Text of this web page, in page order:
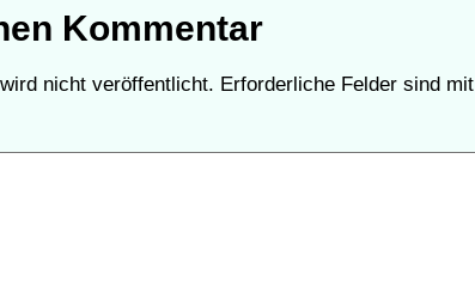
Kommentar
nicht veröffentlicht. Erforderliche Felder sind mit